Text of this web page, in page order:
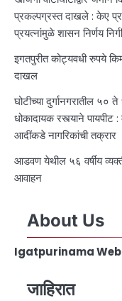
प्रकल्पग्रस्त दाखले : केए
प्रयत्नांमुळे शासन निर्णय
इगतपुरीत कोट्यवधी रुपये
दाखल
घोटीच्या दुर्गानगरातील ५०
धोकादायक रस्त्याने पायपीट
आदींकडे नागरिकांची तक्रार
आडवण येथील ५६ वर्षीय
आवाहन
About Us
Igatpurinama
जाहिरात